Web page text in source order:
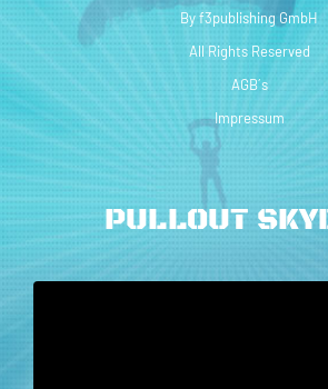
Byf3publishing GmbH
All Rights Reserved
AGB´s
Impressum
PULLOUT